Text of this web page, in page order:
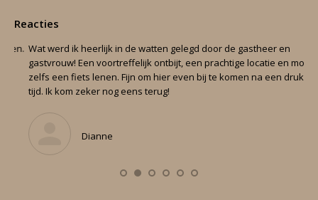
Reacties
Wat werd ik heerlijk in de watten gelegd door de gastheer en
gastvrouw! Een voortreffelijk ontbijt, een prachtige locatie en mocht
zelfs een fiets lenen. Fijn om hier even bij te komen na een drukke
tijd. Ik kom zeker nog eens terug!
Dianne